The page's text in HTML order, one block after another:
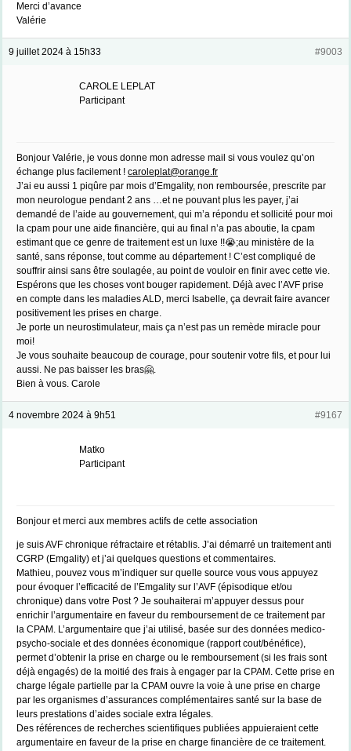
Merci d’avance
Valérie
9 juillet 2024 à 15h33 #9003
CAROLE LEPLAT
Participant
Bonjour Valérie, je vous donne mon adresse mail si vous voulez qu’on
échange plus facilement ! caroleplat@orange.fr
J’ai eu aussi 1 piqûre par mois d’Emgality, non remboursée, prescrite par
mon neurologue pendant 2 ans …et ne pouvant plus les payer, j’ai
demandé de l’aide au gouvernement, qui m’a répondu et sollicité pour moi
la cpam pour une aide financière, qui au final n’a pas aboutie, la cpam
estimant que ce genre de traitement est un luxe !!😭;au ministère de la
santé, sans réponse, tout comme au département ! C’est compliqué de
souffrir ainsi sans être soulagée, au point de vouloir en finir avec cette vie.
Espérons que les choses vont bouger rapidement. Déjà avec l’AVF prise
en compte dans les maladies ALD, merci Isabelle, ça devrait faire avancer
positivement les prises en charge.
Je porte un neurostimulateur, mais ça n’est pas un remède miracle pour
moi!
Je vous souhaite beaucoup de courage, pour soutenir votre fils, et pour lui
aussi. Ne pas baisser les bras🤗.
Bien à vous. Carole
4 novembre 2024 à 9h51 #9167
Matko
Participant
Bonjour et merci aux membres actifs de cette association
je suis AVF chronique réfractaire et rétablis. J’ai démarré un traitement anti
CGRP (Emgality) et j’ai quelques questions et commentaires.
Mathieu, pouvez vous m’indiquer sur quelle source vous vous appuyez
pour évoquer l’efficacité de l’Emgality sur l’AVF (épisodique et/ou
chronique) dans votre Post ? Je souhaiterai m’appuyer dessus pour
enrichir l’argumentaire en faveur du remboursement de ce traitement par
la CPAM. L’argumentaire que j’ai utilisé, basée sur des données medico-
psycho-sociale et des données économique (rapport cout/bénéfice),
permet d’obtenir la prise en charge ou le remboursement (si les frais sont
déjà engagés) de la moitié des frais à engager par la CPAM. Cette prise en
charge légale partielle par la CPAM ouvre la voie à une prise en charge
par les organismes d’assurances complémentaires santé sur la base de
leurs prestations d’aides sociale extra légales.
Des références de recherches scientifiques publiées appuieraient cette
argumentaire en faveur de la prise en charge financière de ce traitement.